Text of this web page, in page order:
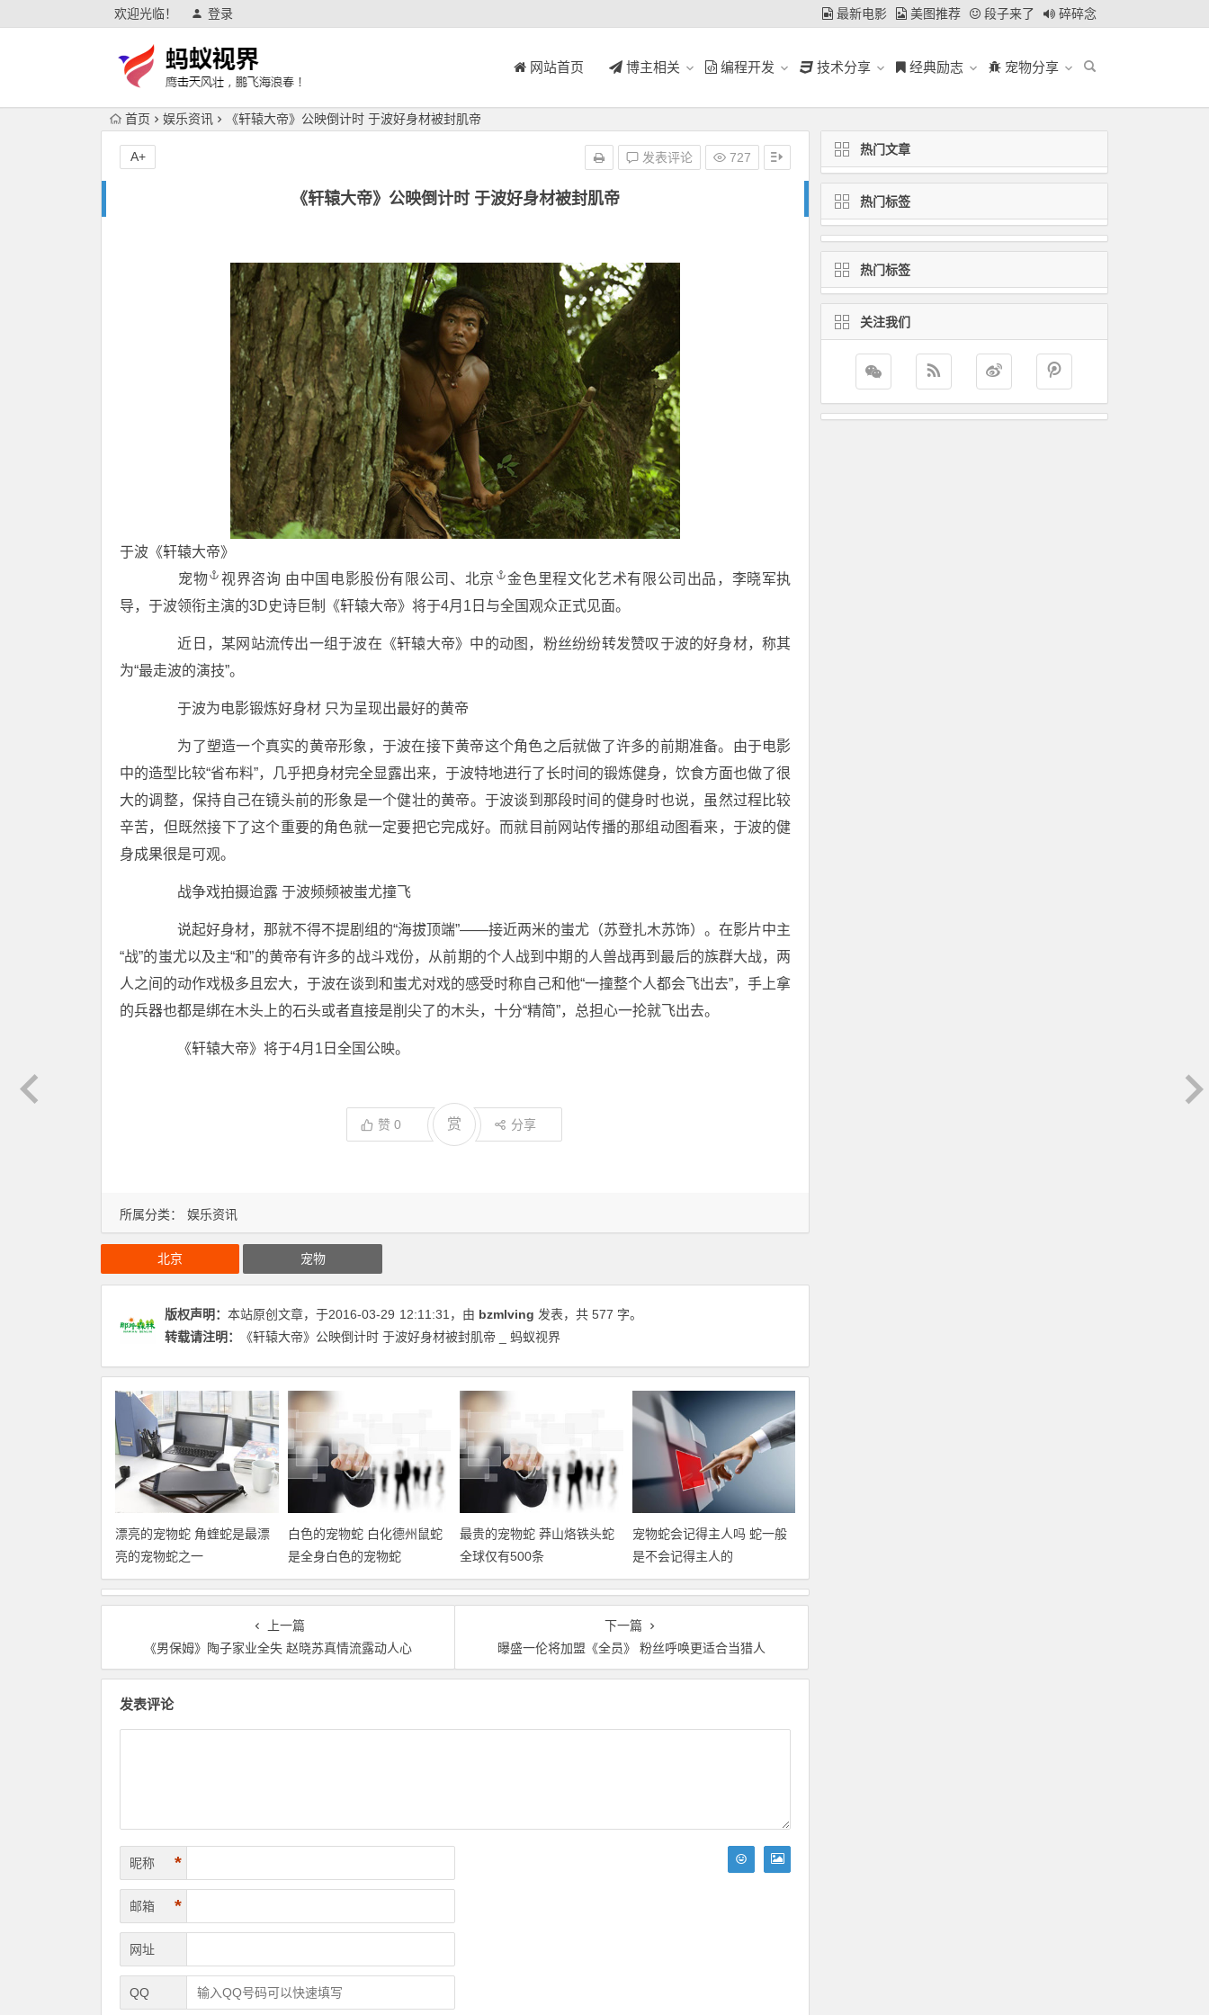
欢迎光临！ 登录 最新电影 美图推荐 段子来了 碎碎念
网站首页 博主相关 编程开发 技术分享 经典励志 宠物分享
首页 娱乐资讯 《轩辕大帝》公映倒计时 于波好身材被封肌帝
《轩辕大帝》公映倒计时 于波好身材被封肌帝
发表评论 727
A+
所属分类： 娱乐资讯
于波《轩辕大帝》
宠物
视界咨询 由中国电影股份有限公司、 北京
金色里程文化艺术有限公司出品，李晓军执
导，于波领衔主演的3D史诗巨制《轩辕大帝》将于4月1日与全国观众正式见面。
近日，某网站流传出一组于波在《轩辕大帝》中的动图，粉丝纷纷转发赞叹于波的好身材，称其
为“最走波的演技”。
于波为电影锻炼好身材 只为呈现出最好的黄帝
为了塑造一个真实的黄帝形象，于波在接下黄帝这个角色之后就做了许多的前期准备。由于电影
中的造型比较“省布料”，几乎把身材完全显露出来，于波特地进行了长时间的锻炼健身，饮食方面也做了很
大的调整，保持自己在镜头前的形象是一个健壮的黄帝。于波谈到那段时间的健身时也说，虽然过程比较
辛苦，但既然接下了这个重要的角色就一定要把它完成好。而就目前网站传播的那组动图看来，于波的健
身成果很是可观。
战争戏拍摄迨露 于波频频被蚩尤撞飞
说起好身材，那就不得不提剧组的“海拔顶端”――接近两米的蚩尤（苏登扎木苏饰）。在影片中主
“战”的蚩尤以及主“和”的黄帝有许多的战斗戏份，从前期的个人战到中期的人兽战再到最后的族群大战，两
人之间的动作戏极多且宏大，于波在谈到和蚩尤对戏的感受时称自己和他“一撞整个人都会飞出去”，手上拿
的兵器也都是绑在木头上的石头或者直接是削尖了的木头，十分“精简”，总担心一抡就飞出去。
《轩辕大帝》将于4月1日全国公映。
赞 0 赏 分享
北京 宠物
版权声明： 本站原创文章，于2016-03-29 12:11:31 ，由 bzmlving 发表，共 577 字。
转载请注明：
《轩辕大帝》公映倒计时 于波好身材被封肌帝 _ 蚂蚁视界
漂亮的宠物蛇 角蝰蛇是最漂
亮的宠物蛇之一
白色的宠物蛇 白化德州鼠蛇
是全身白色的宠物蛇
最贵的宠物蛇 莽山烙铁头蛇
全球仅有500条
宠物蛇会记得主人吗 蛇一般
是不会记得主人的
上一篇
《男保姆》陶子家业全失 赵晓苏真情流露动人心
下一篇
曝盛一伦将加盟《全员》 粉丝呼唤更适合当猎人
发表评论
昵称 *
邮箱 *
网址
QQ
热门文章
热门标签
热门标签
关注我们